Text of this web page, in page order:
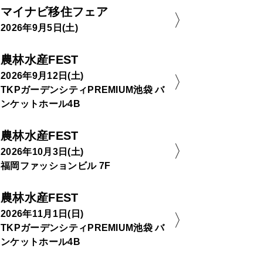
マイナビ移住フェア
2026年9月5日(土)
農林水産FEST
2026年9月12日(土)
TKPガーデンシティPREMIUM池袋 バ
ンケットホール4B
農林水産FEST
2026年10月3日(土)
福岡ファッションビル 7F
農林水産FEST
2026年11月1日(日)
TKPガーデンシティPREMIUM池袋 バ
ンケットホール4B